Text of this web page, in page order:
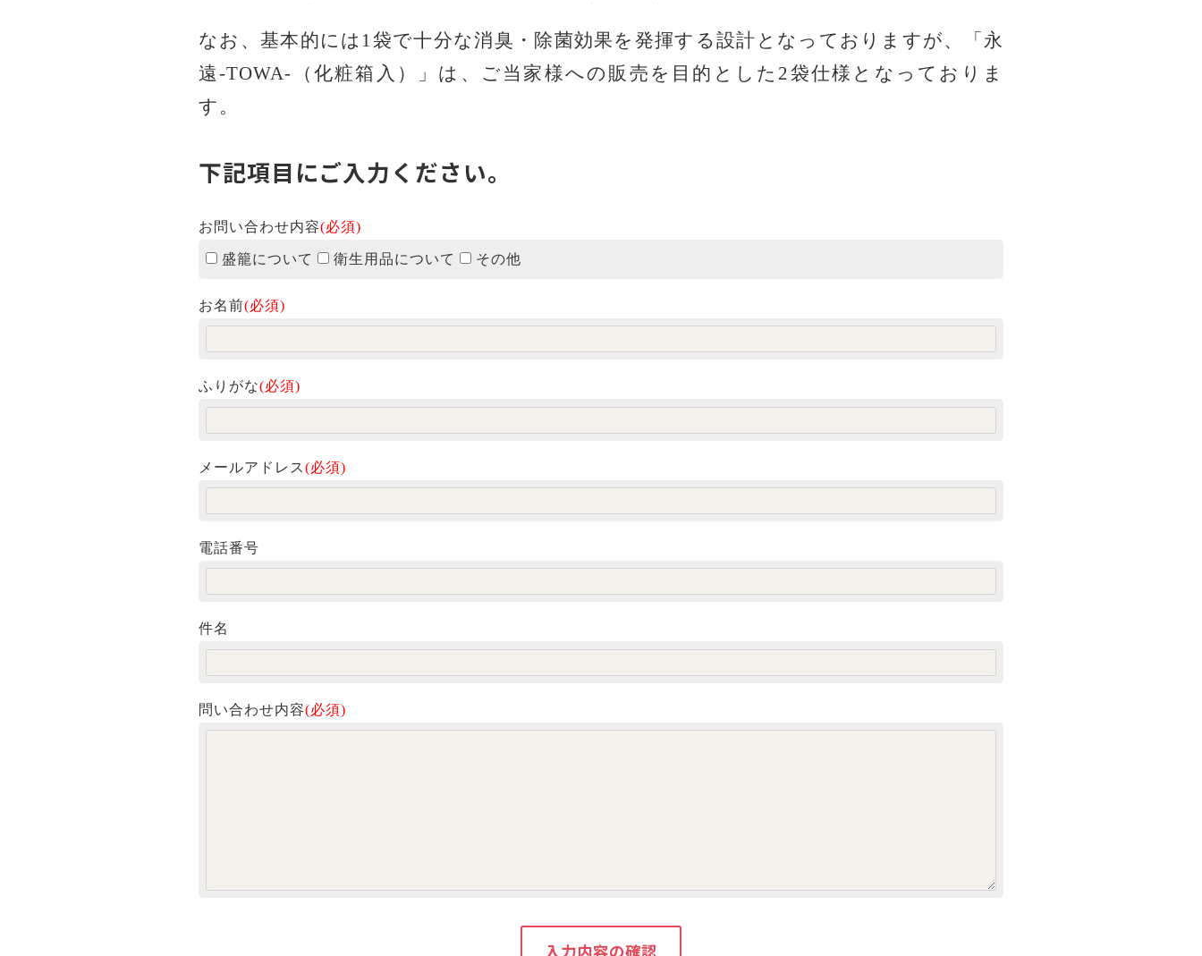
なお、基本的には1袋で十分な消臭・除菌効果を発揮する設計となっておりますが、「永
遠-TOWA-（化粧箱入）」は、ご当家様への販売を目的とした2袋仕様となっておりま
す。
下記項目にご入力ください。
お問い合わせ内容(必須)
盛籠について 衛生用品について その他
お名前(必須)
ふりがな(必須)
メールアドレス(必須)
電話番号
件名
問い合わせ内容(必須)